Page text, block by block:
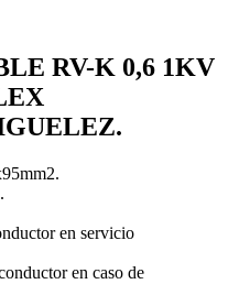
RV-K 0,6 1KV
en servicio
en caso de